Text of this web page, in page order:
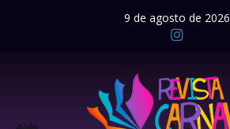
9 de agosto de 2026